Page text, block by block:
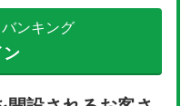
ンキング
ン